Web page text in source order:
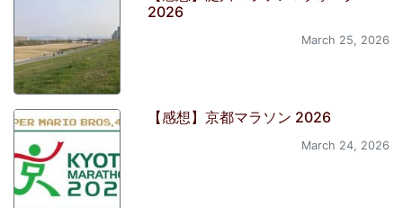
2026
March 25, 2026
【感想】京都マラソン 2026
March 24, 2026